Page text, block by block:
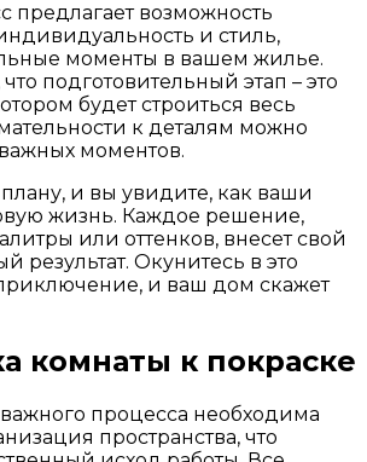
предлагает возможность
и стиль,
моменты в вашем жилье.
подготовительный этап – это
будет строиться весь
к деталям можно
моментов.
и вы увидите, как ваши
жизнь. Каждое решение,
или оттенков, внесет свой
результат. Окунитесь в это
и ваш дом скажет
комнаты к покраске
процесса необходима
пространства, что